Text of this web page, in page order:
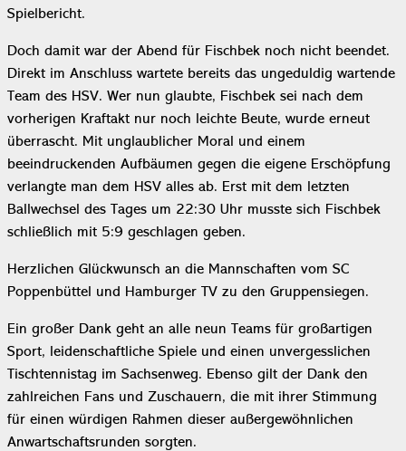
Spielbericht.
Doch damit war der Abend für Fischbek noch nicht beendet.
Direkt im Anschluss wartete bereits das ungeduldig wartende
Team des HSV. Wer nun glaubte, Fischbek sei nach dem
vorherigen Kraftakt nur noch leichte Beute, wurde erneut
überrascht. Mit unglaublicher Moral und einem
beeindruckenden Aufbäumen gegen die eigene Erschöpfung
verlangte man dem HSV alles ab. Erst mit dem letzten
Ballwechsel des Tages um 22:30 Uhr musste sich Fischbek
schließlich mit 5:9 geschlagen geben.
Herzlichen Glückwunsch an die Mannschaften vom SC
Poppenbüttel und Hamburger TV zu den Gruppensiegen.
Ein großer Dank geht an alle neun Teams für großartigen
Sport, leidenschaftliche Spiele und einen unvergesslichen
Tischtennistag im Sachsenweg. Ebenso gilt der Dank den
zahlreichen Fans und Zuschauern, die mit ihrer Stimmung
für einen würdigen Rahmen dieser außergewöhnlichen
Anwartschaftsrunden sorgten.